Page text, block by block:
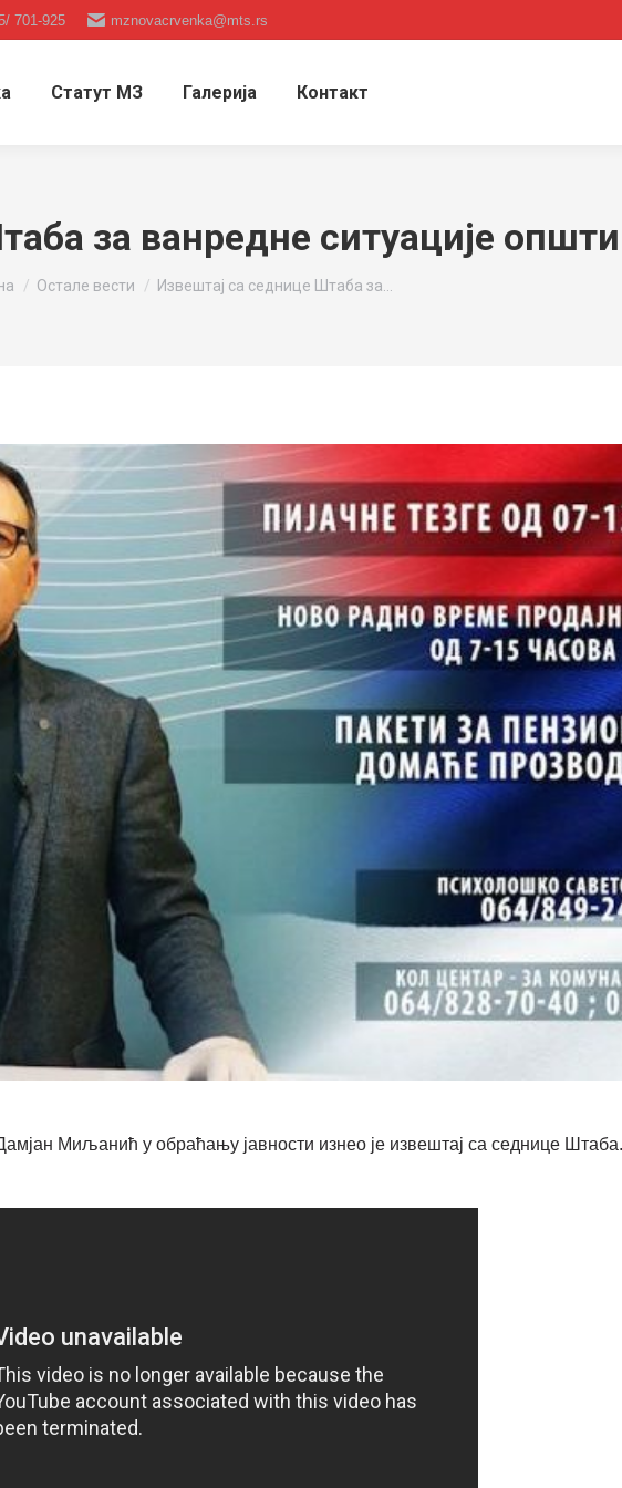
701-925 mznovacrvenka@mts.rs
Статут МЗ Галерија Контакт
за ванредне ситуације
here:
Остале вести Извештај са седнице Штаба за…
Миљанић у обраћању јавности изнео је извештај са седнице